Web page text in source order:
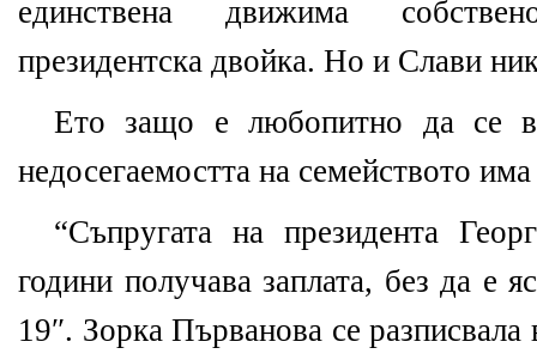
единствена движима
президентска двойка. Но и Слави
Ето защо е любопитно да се
недосегаемостта на семейството
“Съпругата на президента
години получава заплата, без да е
19″. Зорка Първанова се